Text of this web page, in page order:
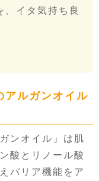
イタ気持ち良
アルガンオイル
ンオイル」は肌
酸とリノール酸
バリア機能をア